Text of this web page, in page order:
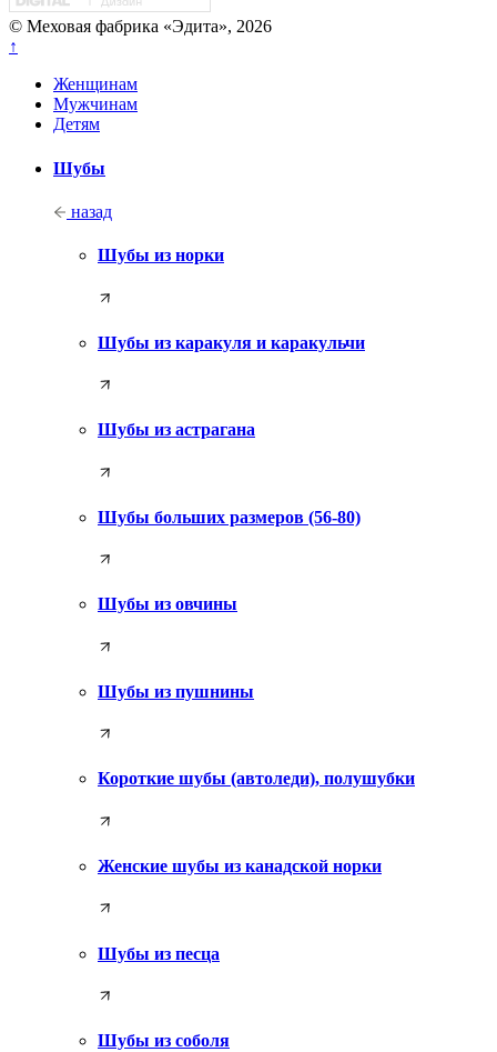
© Меховая фабрика «Эдита», 2026
↑
Женщинам
Мужчинам
Детям
Шубы
назад
Шубы из норки
Шубы из каракуля и каракульчи
Шубы из астрагана
Шубы больших размеров (56-80)
Шубы из овчины
Шубы из пушнины
Короткие шубы (автоледи), полушубки
Женские шубы из канадской норки
Шубы из песца
Шубы из соболя